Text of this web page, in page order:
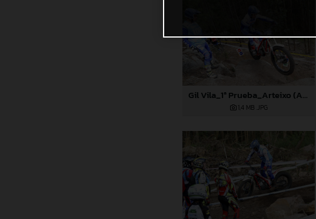
Gil Vila_1ª Prueba_Arteixo (A Coruña)
1,4 MB .JPG